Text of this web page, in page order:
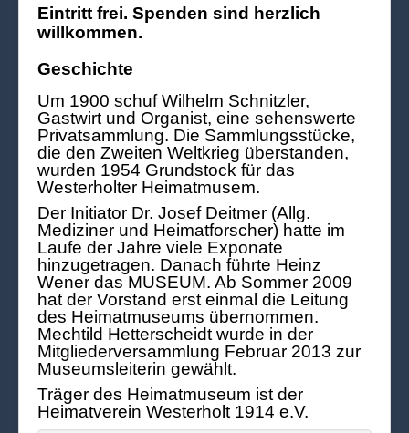
Eintritt frei. Spenden sind herzlich
willkommen.
Geschichte
Um 1900 schuf Wilhelm Schnitzler,
Gastwirt und Organist, eine sehenswerte
Privatsammlung. Die Sammlungsstücke,
die den Zweiten Weltkrieg überstanden,
wurden 1954 Grundstock für das
Westerholter Heimatmusem.
Der Initiator Dr. Josef Deitmer (Allg.
Mediziner und Heimatforscher) hatte im
Laufe der Jahre viele Exponate
hinzugetragen. Danach führte Heinz
Wener das MUSEUM. Ab Sommer 2009
hat der Vorstand erst einmal die Leitung
des Heimatmuseums übernommen.
Mechtild Hetterscheidt wurde in der
Mitgliederversammlung Februar 2013 zur
Museumsleiterin gewählt.
Träger des Heimatmuseum ist der
Heimatverein Westerholt 1914 e.V.